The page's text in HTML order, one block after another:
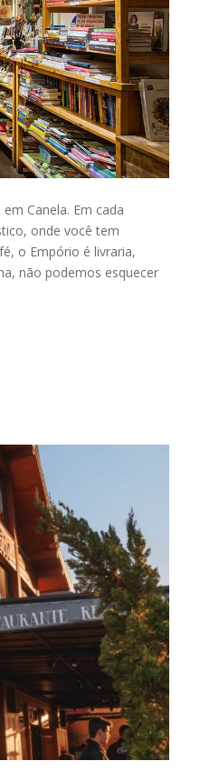
Canela. Em cada
onde você tem
o Empório é livraria,
não podemos esquecer